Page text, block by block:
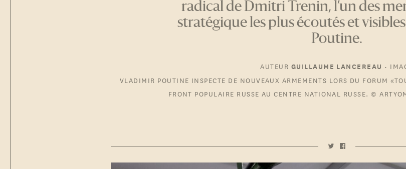
radical de Dmitri Trenin, l’un des
stratégique les plus écoutés et
Poutine.
AUTEUR GUILLAUME LANCEREAU •
VLADIMIR POUTINE INSPECTE DE NOUVEAUX ARMEMENTS LORS DU FORUM
FRONT POPULAIRE RUSSE AU CENTRE NATIONAL RUSSE. ©